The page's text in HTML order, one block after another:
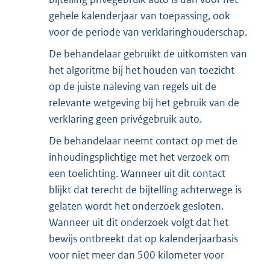
gehele kalenderjaar van toepassing, ook
voor de periode van verklaringhouderschap.
De behandelaar gebruikt de uitkomsten van
het algoritme bij het houden van toezicht
op de juiste naleving van regels uit de
relevante wetgeving bij het gebruik van de
verklaring geen privégebruik auto.
De behandelaar neemt contact op met de
inhoudingsplichtige met het verzoek om
een toelichting. Wanneer uit dit contact
blijkt dat terecht de bijtelling achterwege is
gelaten wordt het onderzoek gesloten.
Wanneer uit dit onderzoek volgt dat het
bewijs ontbreekt dat op kalenderjaarbasis
voor niet meer dan 500 kilometer voor